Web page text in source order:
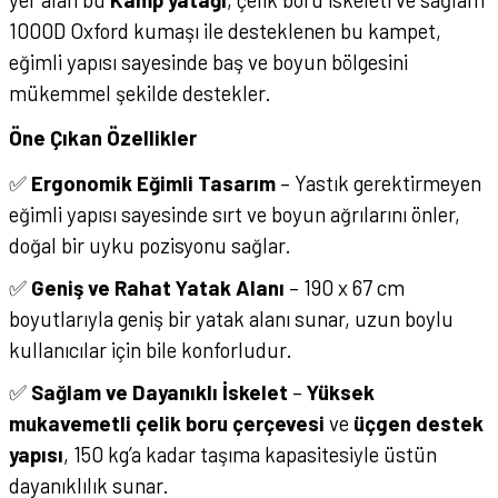
1000D Oxford kumaşı ile desteklenen bu kampet,
eğimli yapısı sayesinde baş ve boyun bölgesini
mükemmel şekilde destekler.
Öne Çıkan Özellikler
✅ Ergonomik Eğimli Tasarım– Yastık gerektirmeyen
eğimli yapısı sayesinde sırt ve boyun ağrılarını önler,
doğal bir uyku pozisyonu sağlar.
✅ Geniş ve Rahat Yatak Alanı – 190 x 67 cm
boyutlarıyla geniş bir yatak alanı sunar, uzun boylu
kullanıcılar için bile konforludur.
✅ Sağlam ve Dayanıklı İskelet – Yüksek
mukavemetli çelik boru çerçevesi ve üçgen destek
yapısı, 150 kg’a kadar taşıma kapasitesiyle üstün
dayanıklılık sunar.